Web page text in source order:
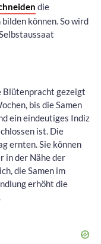
die
können. So wird
Blütenpracht gezeigt
bis die Samen
ein eindeutiges Indiz
ist. Die
ernten. Sie können
in der Nähe der
die Samen im
erhöht die